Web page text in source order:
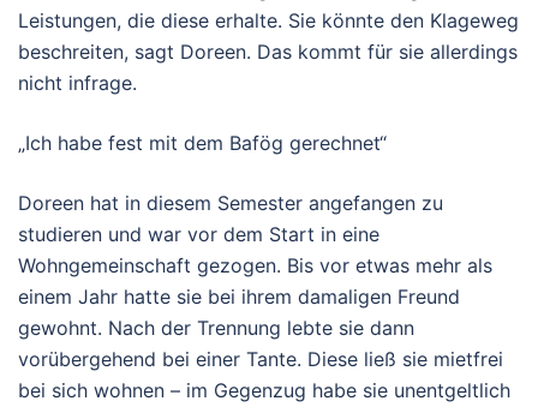
Leistungen, die diese erhalte. Sie könnte den Klageweg
beschreiten, sagt Doreen. Das kommt für sie allerdings
nicht infrage.
„Ich habe fest mit dem Bafög gerechnet“
Doreen hat in diesem Semester angefangen zu
studieren und war vor dem Start in eine
Wohngemeinschaft gezogen. Bis vor etwas mehr als
einem Jahr hatte sie bei ihrem damaligen Freund
gewohnt. Nach der Trennung lebte sie dann
vorübergehend bei einer Tante. Diese ließ sie mietfrei
bei sich wohnen – im Gegenzug habe sie unentgeltlich